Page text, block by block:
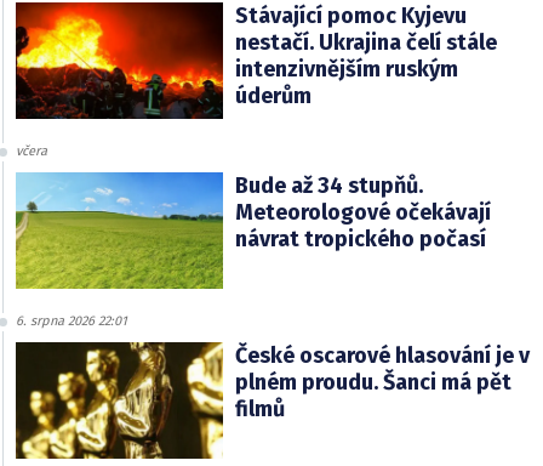
Stávající pomoc Kyjevu
nestačí. Ukrajina čelí stále
intenzivnějším ruským
úderům
včera
Bude až 34 stupňů.
Meteorologové očekávají
návrat tropického počasí
6. srpna 2026 22:01
České oscarové hlasování je v
plném proudu. Šanci má pět
filmů